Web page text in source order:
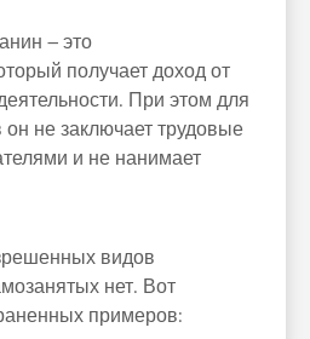
– это
получает доход от
При этом для
не заключает трудовые
и не нанимает
видов
нет. Вот
примеров: